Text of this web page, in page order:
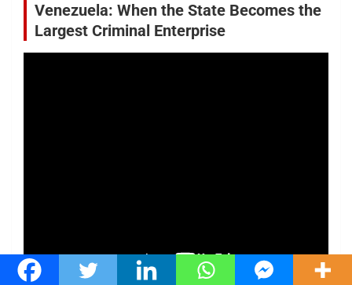
Venezuela: When the State Becomes the
Largest Criminal Enterprise